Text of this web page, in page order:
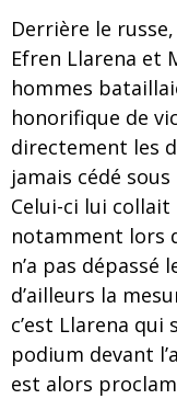
Derrière le
Efren Llarena et
hommes
honorifique de
directement les
jamais cédé
Celui-ci lui
notamment lors
n’a pas dépassé
d’ailleurs la
c’est Llarena qui
podium devant
est alors